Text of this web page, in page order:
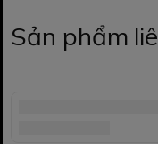
Sản phẩm